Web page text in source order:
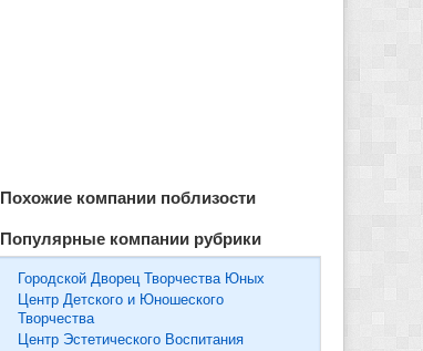
Похожие компании поблизости
Популярные компании рубрики
Городской Дворец Творчества Юных
Центр Детского и Юношеского
Творчества
Центр Эстетического Воспитания